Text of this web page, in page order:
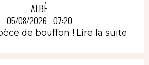
ALBÈ
05/08/2026 - 07:20
de bouffon ! Lire la suite